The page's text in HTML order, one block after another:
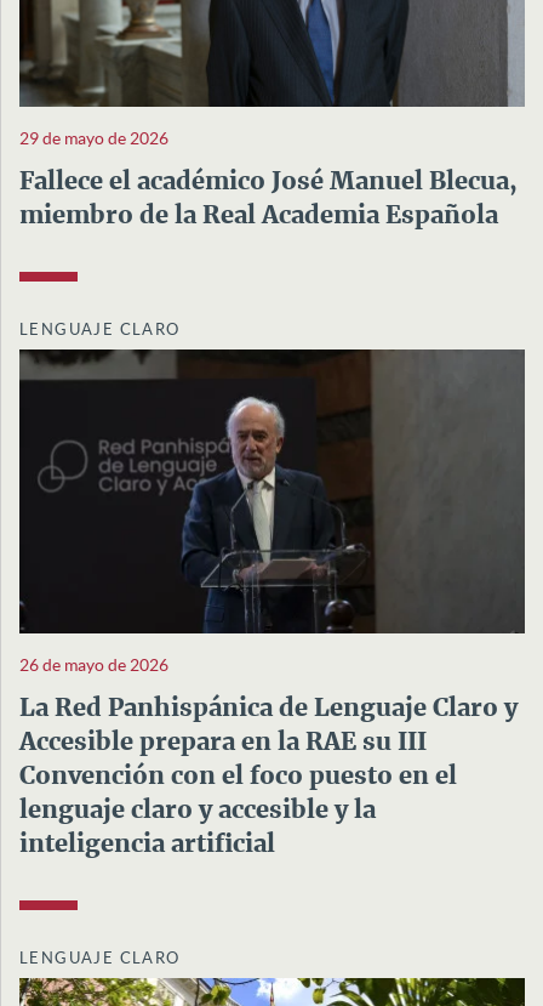
29 de mayo de 2026
Fallece el académico José Manuel Blecua,
miembro de la Real Academia Española
LENGUAJE CLARO
26 de mayo de 2026
La Red Panhispánica de Lenguaje Claro y
Accesible prepara en la RAE su III
Convención con el foco puesto en el
lenguaje claro y accesible y la
inteligencia artificial
LENGUAJE CLARO